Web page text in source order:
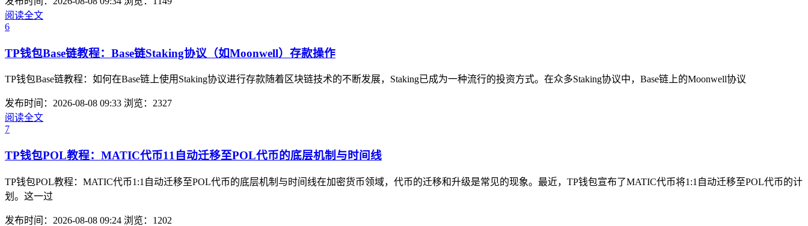
阅读全文
6
TP钱包Base链教程：Base链Staking协议（如Moonwell）存款操作
TP钱包Base链教程：如何在Base链上使用Staking协议进行存款随着区块链技术的不断发展，Staking已成为一种流行的投资方式。在众多Staking协议中，Base链上的Moonwell协议
发布时间：2026-08-08 09:33 浏览：2327
阅读全文
7
TP钱包POL教程：MATIC代币11自动迁移至POL代币的底层机制与时间线
TP钱包POL教程：MATIC代币1:1自动迁移至POL代币的底层机制与时间线在加密货币领域，代币的迁移和升级是常见的现象。最近，TP钱包宣布了MATIC代币将1:1自动迁移至POL代币的计
划。这一过
发布时间：2026-08-08 09:24 浏览：1202